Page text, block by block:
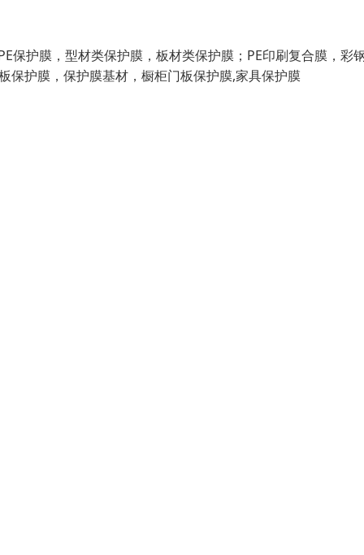
保护膜，型材类保护膜，板材类保护膜；PE印刷复合膜，彩
保护膜，保护膜基材，橱柜门板保护膜,家具保护膜